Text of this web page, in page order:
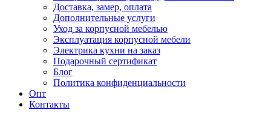
Доставка, замер, оплата
Дополнительные услуги
Уход за корпусной мебелью
Эксплуатация корпусной мебели
Электрика кухни на заказ
Подарочный сертификат
Блог
Политика конфиденциальности
Опт
Контакты